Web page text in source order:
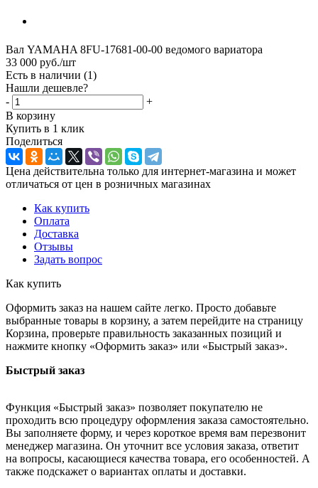
Вал YAMAHA 8FU-17681-00-00 ведомого вариатора
33 000 руб./шт
Есть в наличии (1)
Нашли дешевле?
-
+
В корзину
Купить в 1 клик
Поделиться
Цена действительна только для интернет-магазина и может
отличаться от цен в розничных магазинах
Как купить
Оплата
Доставка
Отзывы
Задать вопрос
Как купить
Оформить заказ на нашем сайте легко. Просто добавьте
выбранные товары в корзину, а затем перейдите на страницу
Корзина, проверьте правильность заказанных позиций и
нажмите кнопку «Оформить заказ» или «Быстрый заказ».
Быстрый заказ
Функция «Быстрый заказ» позволяет покупателю не
проходить всю процедуру оформления заказа самостоятельно.
Вы заполняете форму, и через короткое время вам перезвонит
менеджер магазина. Он уточнит все условия заказа, ответит
на вопросы, касающиеся качества товара, его особенностей. А
также подскажет о вариантах оплаты и доставки.